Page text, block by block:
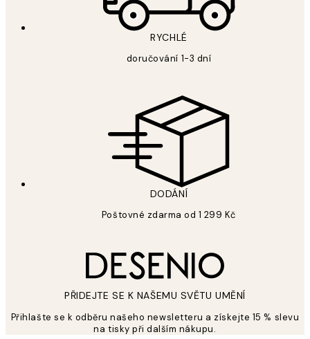
RYCHLÉ
doručování 1-3 dní
DODÁNÍ
Poštovné zdarma od 1 299 Kč
PŘIDEJTE SE K NAŠEMU SVĚTU UMĚNÍ
Přihlašte se k odběru našeho newsletteru a získejte 15 % slevu
na tisky při dalším nákupu.